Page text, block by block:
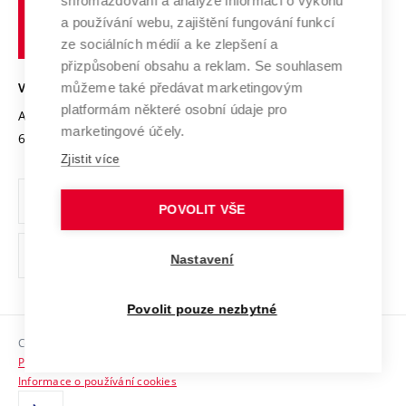
Transfer znalostí
Open Science
Projekty
Projekty ze strukturálních fondů
Specifický výzkum
Služby univerzity
Mezinárodní dohody
Univerzitní sítě
Podnikavá univerzita / ContriBUTe
Bezpečná univerzita
Vyznamenání
Organizační struktura
Ochrana osobních údajů
odkaz)
Sociální bezpečí
HR Award
učení
technické
VYSOKÉ UČENÍ TECHNICKÉ V BRNĚ
Antonínská 548/1
602 00 Brno
www.vut.cz
vut@vutbr.cz
Copyright © 2026 VUT
Prohlášení o přístupnosti
Informace o používání cookies
a používání webu, zajištění fungování funkcí
ze sociálních médií a ke zlepšení a
přizpůsobení obsahu a reklam. Se souhlasem
můžeme také předávat marketingovým
platformám některé osobní údaje pro
marketingové účely.
Zjistit více
POVOLIT VŠE
Nastavení
Povolit pouze nezbytné